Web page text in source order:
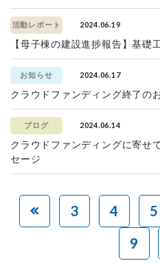
活動レポート 2024.06.19
【母子棟の建設進捗報告】基礎
お知らせ 2024.06.17
クラウドファンディング終了の
ブログ 2024.06.14
クラウドファンディングに寄せ
セージ
3 4 5
9